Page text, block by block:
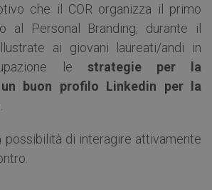
che il COR organizza il primo
al Personal Branding, durante il
ai giovani laureati/andi in
le strategie per la
buon profilo Linkedin per la
possibilità di interagire attivamente